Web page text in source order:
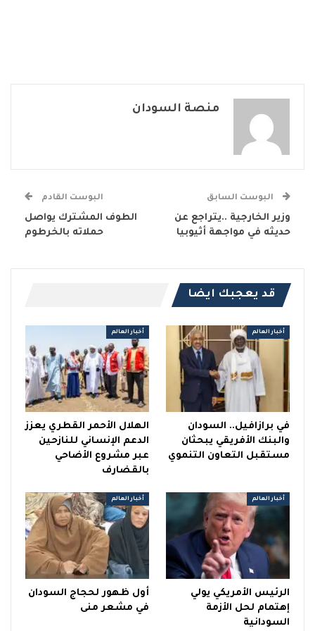
منصة السودان
البوست السابق
وزير الخارجية ..يتراجع عن
حديثه في مواجهة أثيوبيا
البوست القادم
الطوف المشترك يواصل
حملاته بالخرطوم
قد يعجبك ايضا
أخبار العالم
في برازافيل.. السودان
والبنك الأفريقي يبحثان
مستقبل التعاون التنموي
أخبار العالم
الهلال الأحمر القطري يعزز
الدعم الإنساني للنازحين
عبر مشروع الأضاحي
بالقضارف
أخبار العالم
الرئيس الأمريكي يولي
إهتمام لحل الأزمة
السودانية
أخبار العالم
أول ظهور لحجاج السودان
في مشعر منى